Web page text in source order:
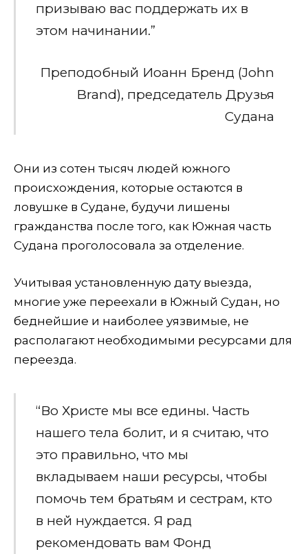
призываю вас поддержать их в
этом начинании.”
Преподобный Иоанн Бренд (John
Brand), председатель Друзья
Судана
Они из сотен тысяч людей южного
происхождения, которые остаются в
ловушке в Судане, будучи лишены
гражданства после того, как Южная часть
Судана проголосовала за отделение.
Учитывая установленную дату выезда,
многие уже переехали в Южный Судан, но
беднейшие и наиболее уязвимые, не
располагают необходимыми ресурсами для
переезда.
“Во Христе мы все едины. Часть
нашего тела болит, и я считаю, что
это правильно, что мы
вкладываем наши ресурсы, чтобы
помочь тем братьям и сестрам, кто
в ней нуждается. Я рад
рекомендовать вам Фонд